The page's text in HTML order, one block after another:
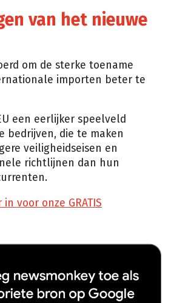
van het nieuwe
om de sterke toename
importen beter te
een eerlijker speelveld
bedrijven, die te maken
veiligheidseisen en
richtlijnen dan hun
voor onze GRATIS